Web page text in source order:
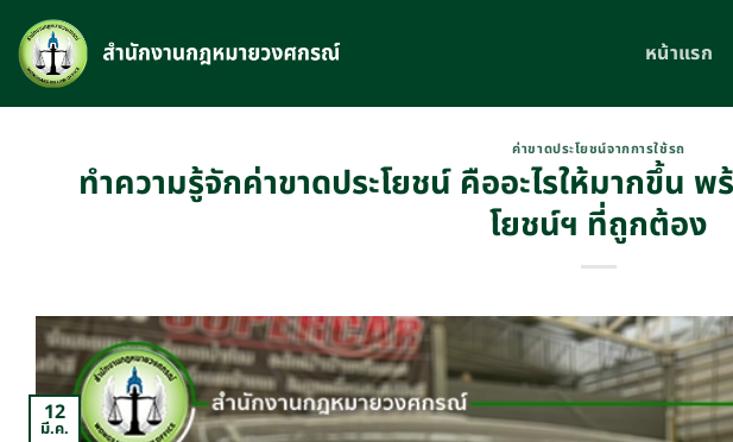
content
หน้าแรก
ค่าขาดประโยชน์จากการใช้รถ
ทำความรู้จักค่าขาดประโยชน์ คืออะไรให้มากขึ้น
โยชน์ฯ ที่ถูกต้อง
12
มี.ค.